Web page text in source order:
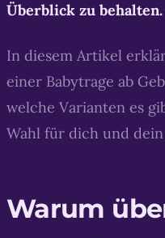
Überblick zu behalten.
In diesem Artikel
einer Babytrage ab
welche Varianten es
Wahl für dich und
Warum